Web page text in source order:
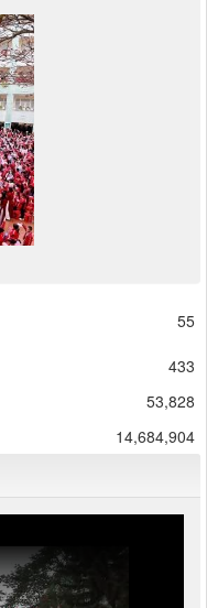
55
433
53,828
14,684,904